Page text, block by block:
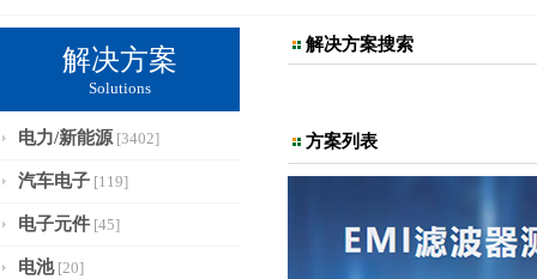
解决方案
Solutions
电力/新能源 [3402]
汽车电子 [119]
电子元件 [45]
电池 [20]
解决方案搜索
方案列表